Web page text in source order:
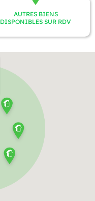
AUTRES BIENS
DISPONIBLES SUR RDV